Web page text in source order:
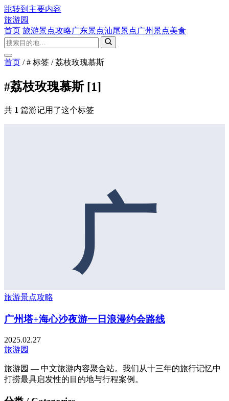
跳转到主要内容
旅游园
首页 旅游景点攻略广东景点汕尾景点广州景点美食
首页 / # 标签 / 荔枝玫瑰慕斯
#荔枝玫瑰慕斯 [1]
共 1 篇游记用了这个标签
广
旅游景点攻略
广州塔+海心沙夜游一日浪漫约会路线
2025.02.27
旅游园
旅游园 — 中文旅游内容聚合站。我们从十三年的旅行记忆中
打捞最具启发性的目的地与行程案例。